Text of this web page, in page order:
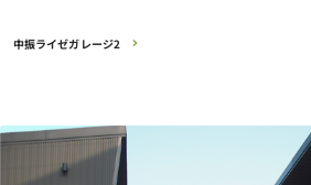
中振ライゼガレージ2